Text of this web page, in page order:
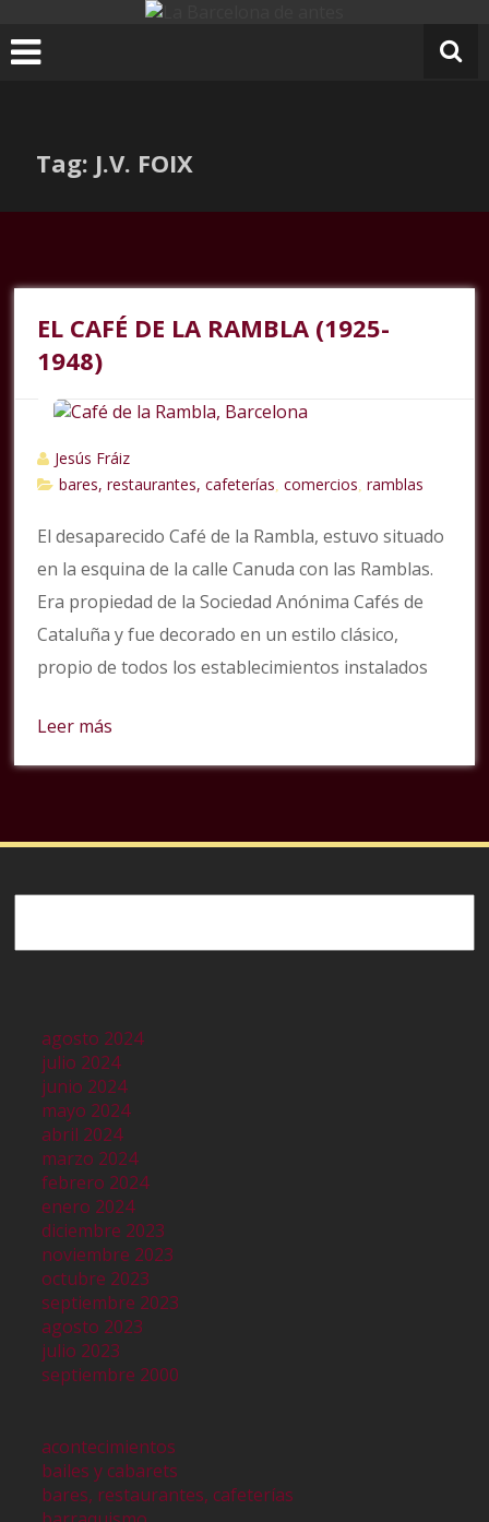
al
contenido
Tag: J.V. FOIX
EL CAFÉ DE LA RAMBLA (1925-
1948)
Jesús Fráiz
bares, restaurantes, cafeterías
,comercios ,ramblas
El desaparecido Café de la Rambla, estuvo situado
en la esquina de la calle Canuda con las Ramblas.
Era propiedad de la Sociedad Anónima Cafés de
Cataluña y fue decorado en un estilo clásico,
propio de todos los establecimientos instalados
Leer más
agosto 2024
julio 2024
junio 2024
mayo 2024
abril 2024
marzo 2024
febrero 2024
enero 2024
diciembre 2023
noviembre 2023
octubre 2023
septiembre 2023
agosto 2023
julio 2023
septiembre 2000
acontecimientos
bailes y cabarets
bares, restaurantes, cafeterías